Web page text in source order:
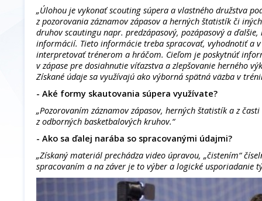
„Úlohou je vykonať scouting súpera a vlastného družstva
z pozorovania záznamov zápasov a herných štatistík či
druhov scautingu napr. predzápasový, pozápasový a
informácií. Tieto informácie treba spracovať, vyhodnotiť a v
interpretovať trénerom a hráčom. Cieľom je poskytnúť
v zápase pre dosiahnutie víťazstva a zlepšovanie herného
Získané údaje sa využívajú ako výborná spätná väzba v
- Aké formy skautovania súpera využívate?
„Pozorovaním záznamov zápasov, herných štatistík a z
z odborných basketbalových kruhov.“
- Ako sa ďalej narába so spracovanými údajmi?
„Získaný materiál prechádza video úpravou, „čistením“
spracovaním a na záver je to výber a logické usporiadanie